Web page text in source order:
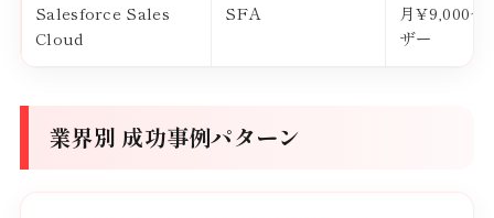
Salesforce Sales
Cloud
SFA
月¥9,000〜
ザー
業界別 成功事例パターン